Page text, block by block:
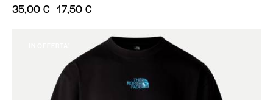
35,00€ 17,50€